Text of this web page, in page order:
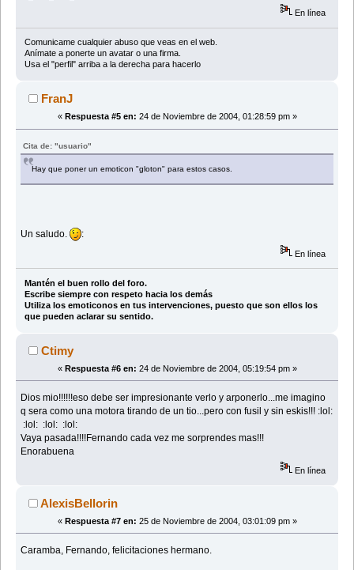
En línea
Comunicame cualquier abuso que veas en el web.
Anímate a ponerte un avatar o una firma.
Usa el "perfil" arriba a la derecha para hacerlo
FranJ
« Respuesta #5 en: 24 de Noviembre de 2004, 01:28:59 pm »
Cita de: "usuario"
Hay que poner un emoticon "gloton" para estos casos.
Un saludo. :
En línea
Mantén el buen rollo del foro.
Escribe siempre con respeto hacia los demás
Utiliza los emoticonos en tus intervenciones, puesto que son ellos los
que pueden aclarar su sentido.
Ctimy
« Respuesta #6 en: 24 de Noviembre de 2004, 05:19:54 pm »
Dios mio!!!!!!eso debe ser impresionante verlo y arponerlo...me imagino
q sera como una motora tirando de un tio...pero con fusil y sin eskis!!! :lol:
:lol: :lol: :lol:
Vaya pasada!!!!Fernando cada vez me sorprendes mas!!!
Enorabuena
En línea
AlexisBellorin
« Respuesta #7 en: 25 de Noviembre de 2004, 03:01:09 pm »
Caramba, Fernando, felicitaciones hermano.